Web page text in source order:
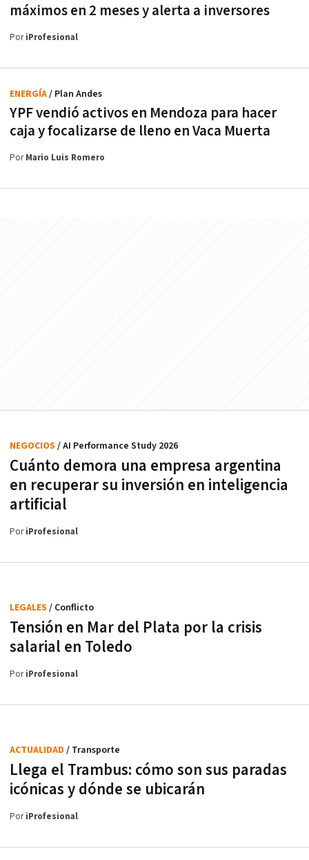
máximos en 2 meses y alerta a inversores
PoriProfesional
YPF vendió activos en Mendoza para hacer
caja y focalizarse de lleno en Vaca Muerta
ENERGÍA/ Plan Andes
PorMario Luis Romero
Cuánto demora una empresa argentina
en recuperar su inversión en inteligencia
artificial
NEGOCIOS / AI Performance Study 2026
PoriProfesional
Tensión en Mar del Plata por la crisis
salarial en Toledo
LEGALES / Conflicto
PoriProfesional
Llega el Trambus: cómo son sus paradas
icónicas y dónde se ubicarán
ACTUALIDAD / Transporte
PoriProfesional